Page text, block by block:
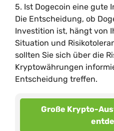
5. Ist Dogecoin eine gute
Die Entscheidung, ob
Investition ist, hängt von
Situation und
sollten Sie sich über die
Kryptowährungen
Entscheidung treffen.
Große Krypto-